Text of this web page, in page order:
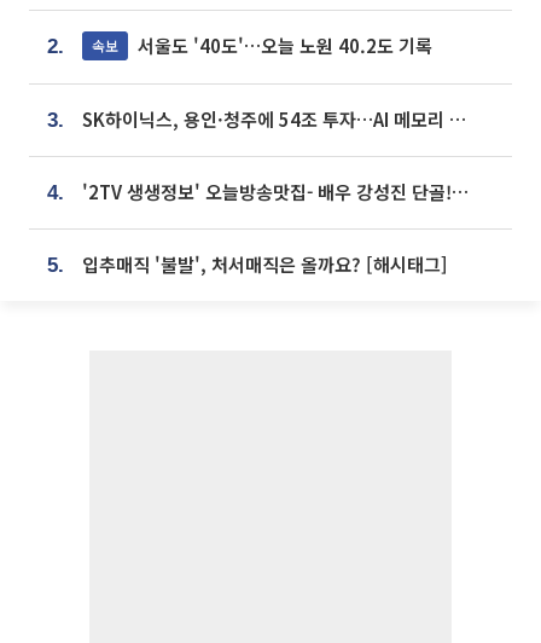
2. 속보 서울도 '40도'…오늘 노원 40.2도 기록
3. SK하이닉스, 용인·청주에 54조 투자…AI 메모리 생산기지 키운다
4. '2TV 생생정보' 오늘방송맛집- 배우 강성진 단골! 쌀국수ㆍ푸팟퐁 커리 맛집 '블○○○'
5. 입추매직 '불발', 처서매직은 올까요? [해시태그]